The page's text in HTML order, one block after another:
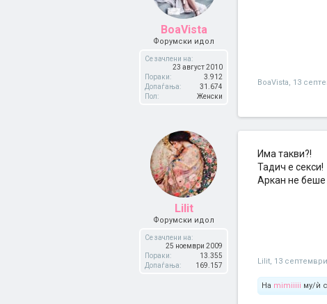
BoaVista
Форумски идол
Се зачлени на:
23 август 2010
Пораки:
3.912
Допаѓања:
31.674
Пол:
Женски
BoaVista, 13
Lilit
Форумски идол
Се зачлени на:
25 ноември 2009
Пораки:
13.355
Допаѓања:
169.157
Има такви?!
Тадич е секси!
Аркан не беше
Lilit, 13
На mimiiiii му/ѝ